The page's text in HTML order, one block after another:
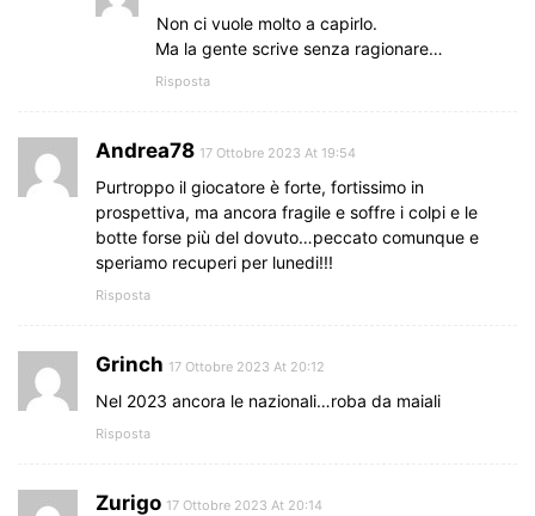
Non ci vuole molto a capirlo.
Ma la gente scrive senza ragionare…
Risposta
Andrea78 17 Ottobre 2023 At 19:54
Purtroppo il giocatore è forte, fortissimo in
prospettiva, ma ancora fragile e soffre i colpi e le
botte forse più del dovuto…peccato comunque e
speriamo recuperi per lunedi!!!
Risposta
Grinch 17 Ottobre 2023 At 20:12
Nel 2023 ancora le nazionali…roba da maiali
Risposta
Zurigo 17 Ottobre 2023 At 20:14